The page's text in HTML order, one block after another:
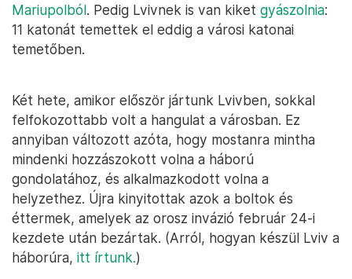
Mariupolból. Pedig Lvivnek is van kiket gyászolnia:
11 katonát temettek el eddig a városi katonai
temetőben.
Két hete, amikor először jártunk Lvivben, sokkal
felfokozottabb volt a hangulat a városban. Ez
annyiban változott azóta, hogy mostanra mintha
mindenki hozzászokott volna a háború
gondolatához, és alkalmazkodott volna a
helyzethez. Újra kinyitottak azok a boltok és
éttermek, amelyek az orosz invázió február 24-i
kezdete után bezártak. (Arról, hogyan készül Lviv a
háborúra, itt írtunk.)